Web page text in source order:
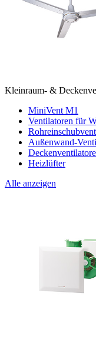
Kleinraum- &
MiniVent M1
Ventilatoren für
Außenwand-
Heizlüfter
Alle anzeigen